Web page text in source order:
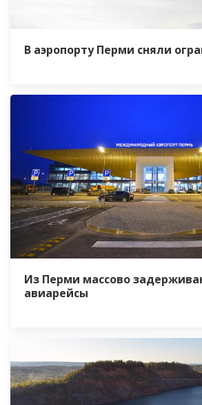
В аэропорту Перми сняли
Из Перми массово
авиарейсы